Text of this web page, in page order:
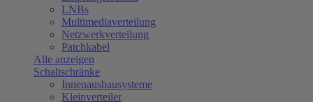
LNBs
Multimediaverteilung
Netzwerkverteilung
Patchkabel
Alle anzeigen
Schaltschränke
Innenausbausysteme
Kleinverteiler